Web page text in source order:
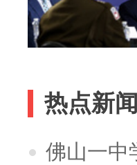
热点新闻
佛山一中